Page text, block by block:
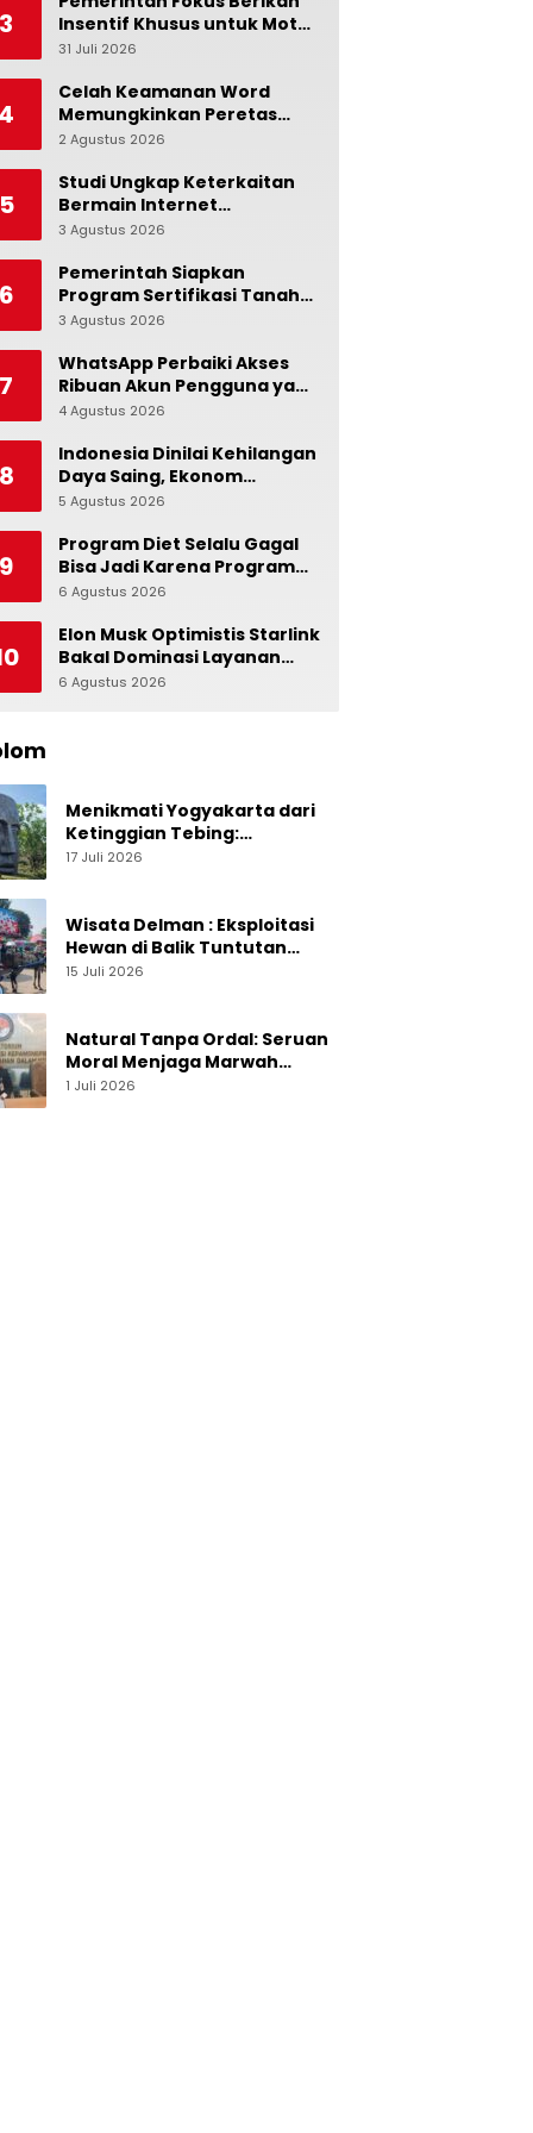
3
Insentif Khusus untuk Motor
dan Mobil Nasional
31 Juli 2026
4
Celah Keamanan Word
Memungkinkan Peretas
Menyusup ke Microsoft
2 Agustus 2026
5
Studi Ungkap Keterkaitan
Bermain Internet
Berlebihan dengan Stres
3 Agustus 2026
6
Pemerintah Siapkan
Program Sertifikasi Tanah
Gratis bagi Masyarakat
3 Agustus 2026
7
WhatsApp Perbaiki Akses
Ribuan Akun Pengguna yang
Terblokir
4 Agustus 2026
8
Indonesia Dinilai Kehilangan
Daya Saing, Ekonom
Ingatkan Pentingnya Jaga
Indonesia
5 Agustus 2026
9
Program Diet Selalu Gagal
Bisa Jadi Karena Program
Alami dalam Otak
6 Agustus 2026
Elon Musk Optimistis Starlink
Bakal Dominasi Layanan
Internet Global
6 Agustus 2026
Menikmati Yogyakarta dari
Ketinggian Tebing:
Menelusuri Pesona On The
17 Juli 2026
Wisata Delman : Eksploitasi
Hewan di Balik Tuntutan
Perut Kusir
15 Juli 2026
Natural Tanpa Ordal: Seruan
Moral Menjaga Marwah
Perguruan Tinggi
1 Juli 2026